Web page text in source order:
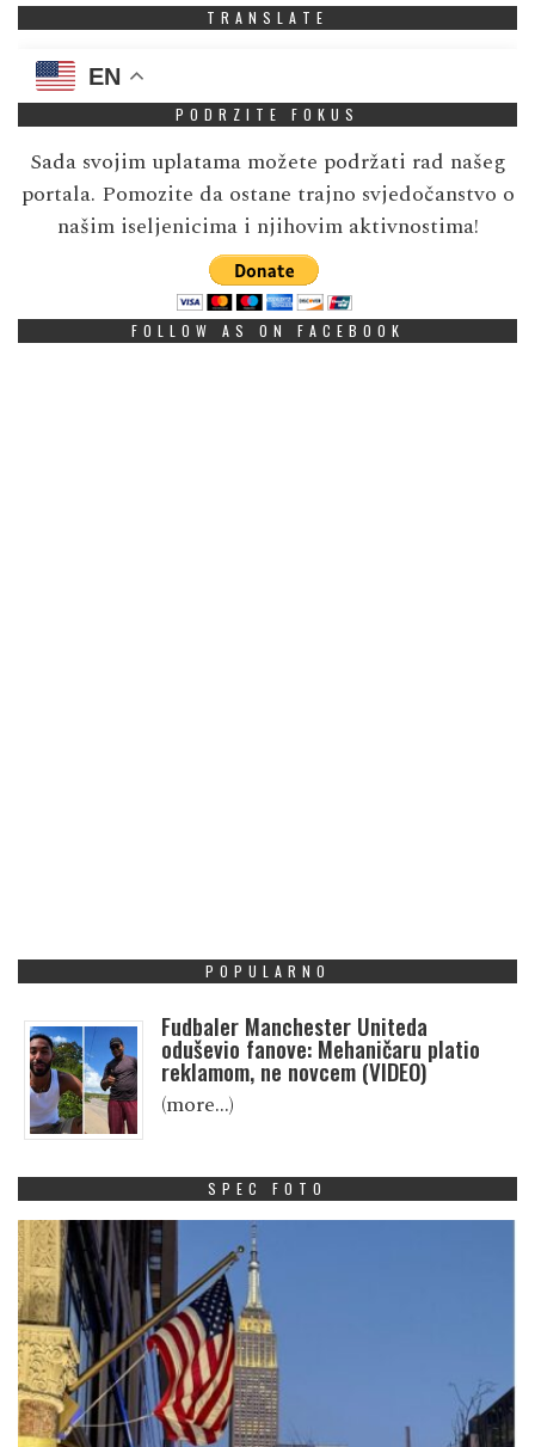
TRANSLATE
EN
PODRZITE FOKUS
Sada svojim uplatama možete podržati rad našeg
portala. Pomozite da ostane trajno svjedočanstvo o
našim iseljenicima i njihovim aktivnostima!
FOLLOW AS ON FACEBOOK
POPULARNO
Fudbaler Manchester Uniteda
oduševio fanove: Mehaničaru platio
reklamom, ne novcem (VIDEO)
(more…)
SPEC FOTO